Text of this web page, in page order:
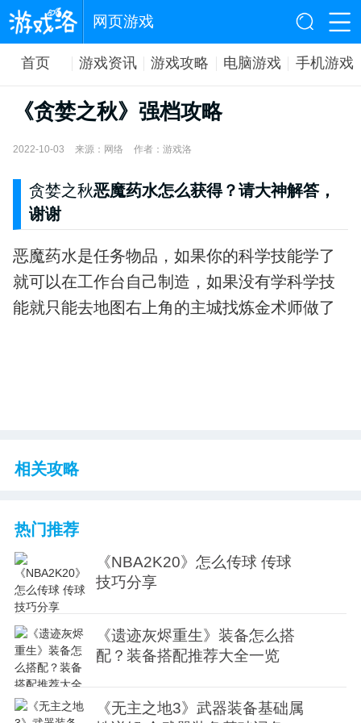
网页游戏
首页 游戏资讯 游戏攻略 电脑游戏 手机游戏
《贪婪之秋》强档攻略
2022-10-03 来源：网络 作者：游戏洛
贪婪之秋恶魔药水怎么获得？请大神解答，
谢谢
恶魔药水是任务物品，如果你的科学技能学了
就可以在工作台自己制造，如果没有学科学技
能就只能去地图右上角的主城找炼金术师做了
相关攻略
热门推荐
《NBA2K20》怎么传球 传球
技巧分享
《遗迹灰烬重生》装备怎么搭
配？装备搭配推荐大全一览
《无主之地3》武器装备基础属